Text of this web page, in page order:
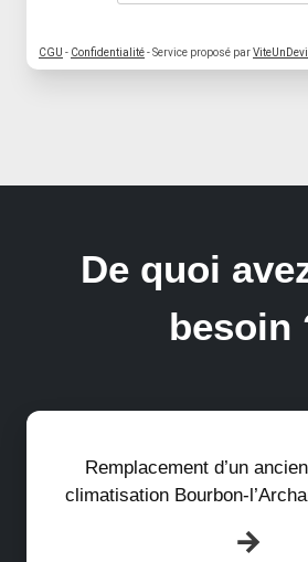
CGU - Confidentialité- Service proposé par
De quoi
besoin
Remplacement d’un
climatisation Bourbon-